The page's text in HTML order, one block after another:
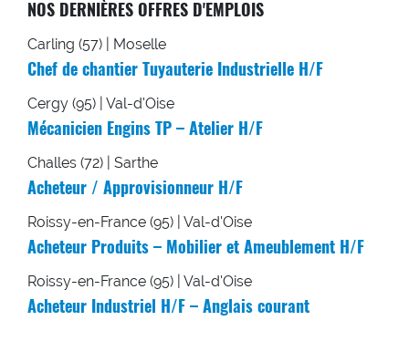
NOS DERNIÈRES OFFRES D'EMPLOIS
Carling (57) | Moselle
Chef de chantier Tuyauterie Industrielle H/F
Cergy (95) | Val-d'Oise
Mécanicien Engins TP – Atelier H/F
Challes (72) | Sarthe
Acheteur / Approvisionneur H/F
Roissy-en-France (95) | Val-d'Oise
Acheteur Produits – Mobilier et Ameublement H/F
Roissy-en-France (95) | Val-d'Oise
Acheteur Industriel H/F – Anglais courant